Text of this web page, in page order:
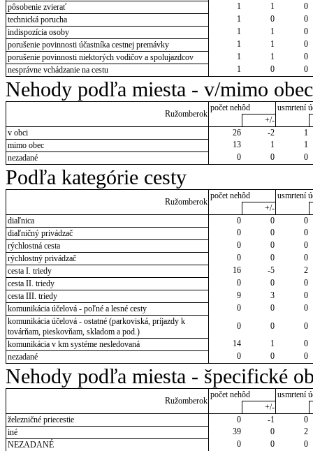
pôsobenie zvierať
1 1
0
technická porucha
1 0
0
indispozícia osoby
1 1
0
porušenie povinnosti účastníka cestnej premávky
1 1
0
porušenie povinnosti niektorých vodičov a spolujazdcov
1 1
0
nesprávne vchádzanie na cestu
1 0 0
Nehody podľa miesta - v/mimo obec
Ružomberok
počet nehôd
usmrtení
+/-
v obci
26 -2
1
mimo obec
13 1
1
nezadané
0 0 0
Podľa kategórie cesty
Ružomberok
počet nehôd
usmrtení
+/-
diaľnica
0 0
0
diaľničný privádzač
0 0
0
rýchlostná cesta
0 0
0
rýchlostný privádzač
0 0
0
cesta I. triedy
16 -5
2
cesta II. triedy
0 0
0
cesta III. triedy
9 3
0
komunikácia účelová - poľné a lesné cesty
0 0
0
komunikácia účelová - ostatné (parkoviská, príjazdy k
továrňam, pieskovňam, skladom a pod.)
0 0
0
komunikácia v km systéme nesledovaná
14 1
0
nezadané
0 0 0
Nehody podľa miesta - špecifické
Ružomberok
počet nehôd
usmrtení
+/-
železničné priecestie
0 -1
0
iné
39 0
2
NEZADANÉ
0 0 0